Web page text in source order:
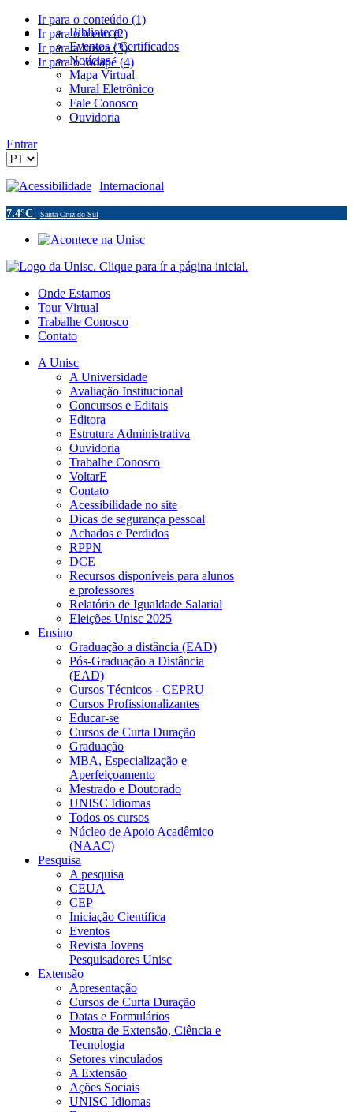
Ir para o conteúdo (1)
Ir para o menu (2)
Ir para a busca (3)
Ir para o rodapé (4)
Biblioteca
Eventos / Certificados
Notícias
Mapa Virtual
Mural Eletrônico
Fale Conosco
Ouvidoria
Entrar
Acessibilidade Internacional
7.4°C Santa Cruz do Sul
Onde Estamos
Tour Virtual
Trabalhe Conosco
Contato
A Unisc
A Universidade
Avaliação Institucional
Concursos e Editais
Editora
Estrutura Administrativa
Ouvidoria
Trabalhe Conosco
VoltarE
Contato
Acessibilidade no site
Dicas de segurança pessoal
Achados e Perdidos
RPPN
DCE
Recursos disponíveis para alunos
e professores
Relatório de Igualdade Salarial
Eleições Unisc 2025
Ensino
Graduação a distância (EAD)
Pós-Graduação a Distância
(EAD)
Cursos Técnicos - CEPRU
Cursos Profissionalizantes
Educar-se
Cursos de Curta Duração
Graduação
MBA, Especialização e
Aperfeiçoamento
Mestrado e Doutorado
UNISC Idiomas
Todos os cursos
Núcleo de Apoio Acadêmico
(NAAC)
Pesquisa
A pesquisa
CEUA
CEP
Iniciação Científica
Eventos
Revista Jovens
Pesquisadores Unisc
Extensão
Apresentação
Cursos de Curta Duração
Datas e Formulários
Mostra de Extensão, Ciência e
Tecnologia
Setores vinculados
A Extensão
Ações Sociais
UNISC Idiomas